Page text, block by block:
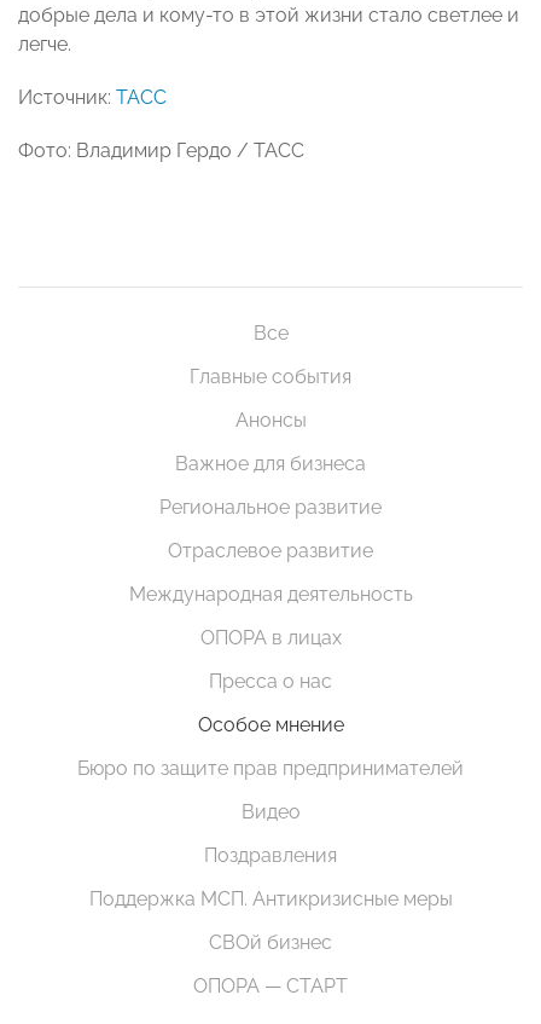
добрые дела и кому-то в этой жизни стало светлее и
легче.
Источник: ТАСС
Фото: Владимир Гердо / ТАСС
Все
Главные события
Анонсы
Важное для бизнеса
Региональное развитие
Отраслевое развитие
Международная деятельность
ОПОРА в лицах
Пресса о нас
Особое мнение
Бюро по защите прав предпринимателей
Видео
Поздравления
Поддержка МСП. Антикризисные меры
СВОй бизнес
ОПОРА — СТАРТ